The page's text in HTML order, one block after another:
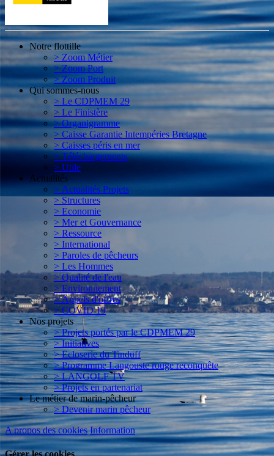
Notre flottille
> Zoom Métier
> Zoom Port
> Zoom Produit
Qui sommes-nous
> Le CDPMEM 29
> Le Finistère
> Organigramme
> Caisse Garantie Intempéries Bretagne
> Caisses péris en mer
> Téléchargements
> Utile
Actualités
> Actualités Projets
> Structures
> Economie
> Mer et Gouvernance
> Ressource
> International
> Paroles de pêcheurs
> Les Hommes
> Qualité de l'eau
> Environnement
> Appels d'offres
> COVID 19
Nos projets
> Projets portés par le CDPMEM 29
> Initiatives
> Ecloserie du Tinduff
> Programme Langouste rouge reconquête
> LANGOLF TV
> Projets en partenariat
Le métier de marin-pêcheur
> Devenir marin pêcheur
A propos des cookies Information